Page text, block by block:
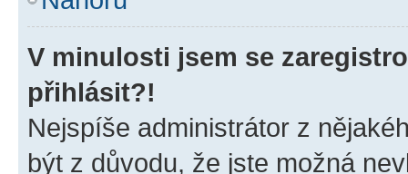
V minulosti jsem se
přihlásit?!
Nejspíše administrátor z
být z důvodu, že jste možná